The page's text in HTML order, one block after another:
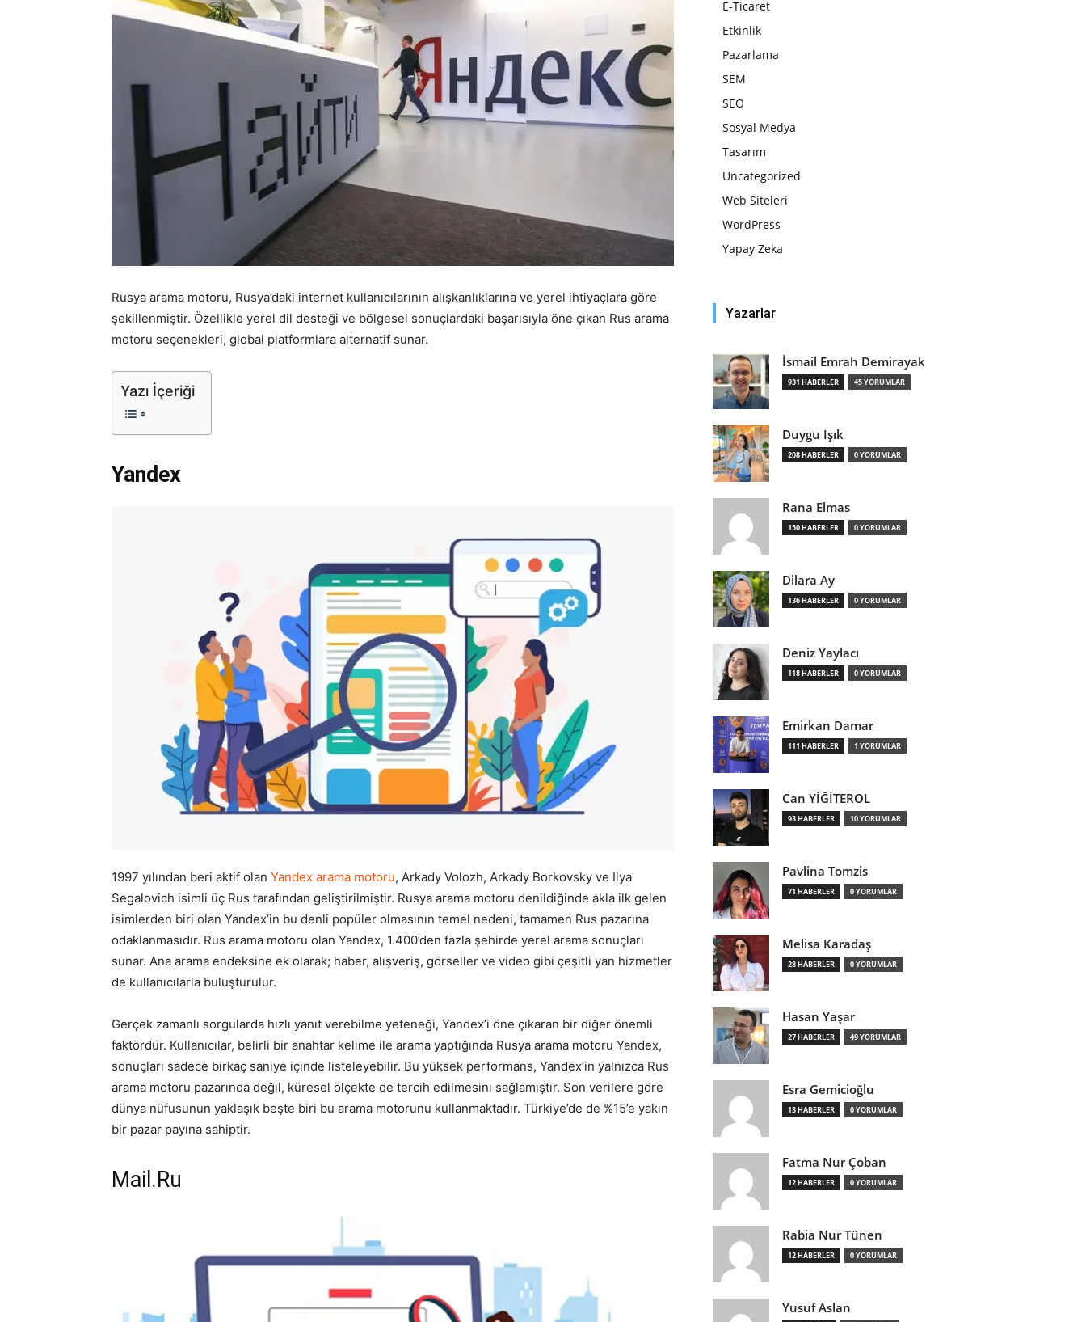
ve
Pazarlaması
–
ASO,
Tasarım,
Rusya arama motoru, Rusya’daki internet kullanıcılarının alışkanlıklarına ve yerel ihtiyaçlara göre
şekillenmiştir. Özellikle yerel dil desteği ve bölgesel sonuçlardaki başarısıyla öne çıkan Rus arama
motoru seçenekleri, global platformlara alternatif sunar.
Yazı İçeriği
Yandex
1997 yılından beri aktif olan Yandex arama motoru, Arkady Volozh, Arkady Borkovsky ve Ilya
Segalovich isimli üç Rus tarafından geliştirilmiştir. Rusya arama motoru denildiğinde akla ilk gelen
isimlerden biri olan Yandex’in bu denli popüler olmasının temel nedeni, tamamen Rus pazarına
odaklanmasıdır. Rus arama motoru olan Yandex, 1.400’den fazla şehirde yerel arama sonuçları
sunar. Ana arama endeksine ek olarak; haber, alışveriş, görseller ve video gibi çeşitli yan hizmetler
de kullanıcılarla buluşturulur.
Gerçek zamanlı sorgularda hızlı yanıt verebilme yeteneği, Yandex’i öne çıkaran bir diğer önemli
faktördür. Kullanıcılar, belirli bir anahtar kelime ile arama yaptığında Rusya arama motoru Yandex,
sonuçları sadece birkaç saniye içinde listeleyebilir. Bu yüksek performans, Yandex’in yalnızca Rus
arama motoru pazarında değil, küresel ölçekte de tercih edilmesini sağlamıştır. Son verilere göre
dünya nüfusunun yaklaşık beşte biri bu arama motorunu kullanmaktadır. Türkiye’de de %15’e yakın
bir pazar payına sahiptir.
Mail.Ru
E-Ticaret
Etkinlik
Pazarlama
SEM
SEO
Sosyal Medya
Tasarım
Uncategorized
Web Siteleri
WordPress
Yapay Zeka
Yazarlar
İsmail Emrah Demirayak
931 HABERLER 45 YORUMLAR
Duygu Işık
208 HABERLER 0 YORUMLAR
Rana Elmas
150 HABERLER 0 YORUMLAR
Dilara Ay
136 HABERLER 0 YORUMLAR
Deniz Yaylacı
118 HABERLER 0 YORUMLAR
Emirkan Damar
111 HABERLER 1 YORUMLAR
Can YİĞİTEROL
93 HABERLER 10 YORUMLAR
Pavlina Tomzis
71 HABERLER 0 YORUMLAR
Melisa Karadaş
28 HABERLER 0 YORUMLAR
Hasan Yaşar
27 HABERLER 49 YORUMLAR
Esra Gemicioğlu
13 HABERLER 0 YORUMLAR
Fatma Nur Çoban
12 HABERLER 0 YORUMLAR
Rabia Nur Tünen
12 HABERLER 0 YORUMLAR
Yusuf Aslan